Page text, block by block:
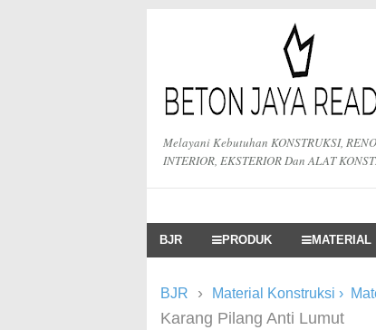
Melayani Kebutuhan KONSTRUKSI,
INTERIOR, EKSTERIOR Dan ALAT
BJR PRODUK MATERIAL
BJR › Material Konstruksi ›
Karang Pilang Anti Lumut